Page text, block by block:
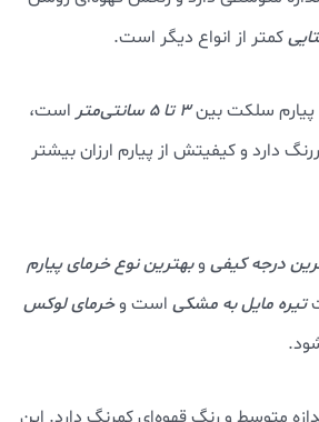
کمتر از انواع دیگر است.
پیارم سلکت بین3 تا 5 سانتی‌متر
است،
دارد و کیفیتش از پیارم ارزان بیشتر
درجه کیفی وبهترین نوع خرمای پیارم
تیره مایل به مشکی است وخرمای لوکس